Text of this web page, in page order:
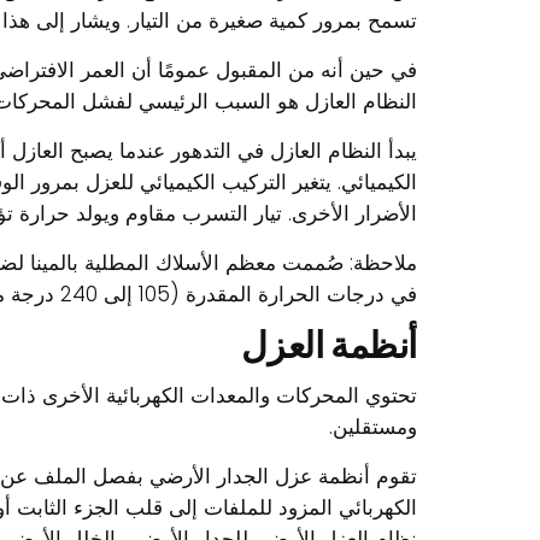
تسمح بمرور كمية صغيرة من التيار. ويشار إلى هذا
النظام العازل هو السبب الرئيسي لفشل المحركات
يبدأ النظام العازل في التدهور عندما يصبح
الكيميائي. يتغير التركيب الكيميائي للعزل
الأضرار الأخرى. تيار التسرب مقاوم ويولد
في درجات الحرارة المقدرة (105 إلى 240 درجة مئوية).
أنظمة العزل
تحتوي المحركات والمعدات الكهربائية الأخرى
ومستقلين.
تقوم أنظمة عزل الجدار الأرضي بفصل الملف
الكهربائي المزود للملفات إلى قلب الجزء